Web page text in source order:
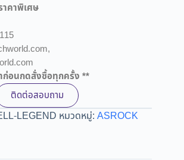
คาพิเศษ
อนกดสั่งซื้อทุกครั้ง **
ติดต่อสอบถาม
LEGEND หมวดหมู่: ASROCK